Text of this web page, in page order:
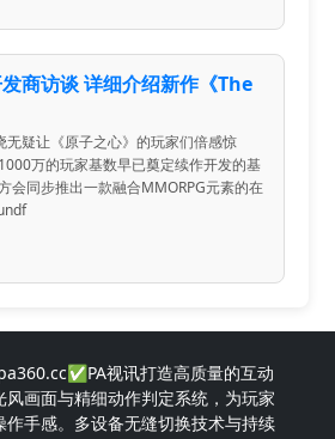
发商访谈 详细介绍新作《The
无疑让《原子之心》的玩家们倍感惊
万的玩家基数早已奠定续作开发的基
会同步推出一款融合MMORPG元素的在
视讯打造高质量的互动
画面与精细动作判定系统，为玩家
作手感。多设备无缝切换技术与持续